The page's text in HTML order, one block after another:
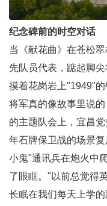
纪念碑前的时空对话
当《献花曲》在苍松
先队员代表，踮起脚
摸着花岗岩上"1949"
将军真的像故事里说
的主题队会上，宜昌
年石牌保卫战的场景
小鬼"通讯兵在炮火中
了眼眶。"以前总觉得
长眠在我们每天上学